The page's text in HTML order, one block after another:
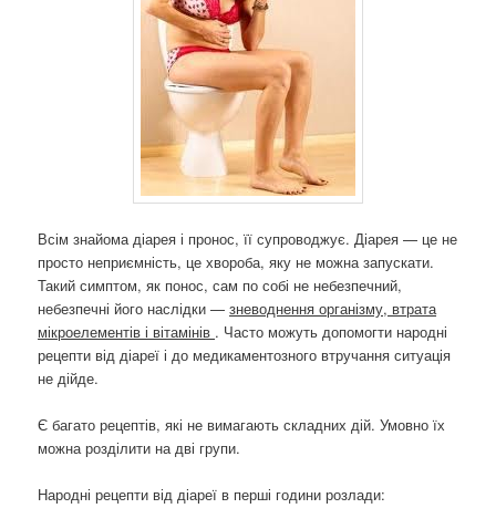
Всім знайома діарея і пронос, її супроводжує. Діарея — це не
просто неприємність, це хвороба, яку не можна запускати.
Такий симптом, як понос, сам по собі не небезпечний,
небезпечні його наслідки —зневоднення організму, втрата
мікроелементів і вітамінів . Часто можуть допомогти народні
рецепти від діареї і до медикаментозного втручання ситуація
не дійде.
Є багато рецептів, які не вимагають складних дій. Умовно їх
можна розділити на дві групи.
Народні рецепти від діареї в перші години розлади: